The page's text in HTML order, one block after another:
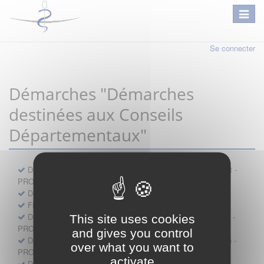
This site uses cookies
and gives you control
over what you want to
activate
Se connecter
Démarches "Démarches
destinées aux Conseils
Départementaux"
Déclaration préalable d'ouverture d'un lieu d'exercice distinct -
PROFESSIONNEL
Demande d'exemption de garde - PROFESSIONNEL
Fiche de signalement d'agression
Demande d’autorisation de se faire assister par un médecin -
PROFESSIONNEL
Demande d'autorisation de tenue de cabinet par un médecin -
PROFESSIONNEL